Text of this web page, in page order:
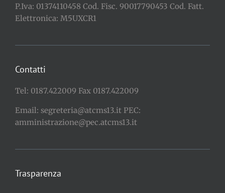
P.Iva: 01374110458 Cod. Fisc. 90017790453 Cod. Fatt.
Elettronica: M5UXCR1
Contatti
Tel: 0187.422009 Fax 0187.422009
Email: segreteria@atcms13.it PEC:
amministrazione@pec.atcms13.it
Trasparenza